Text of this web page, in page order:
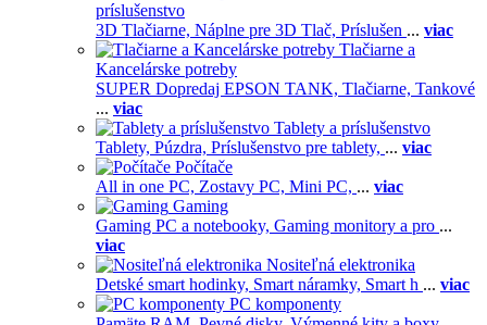
príslušenstvo
3D Tlačiarne, Náplne pre 3D Tlač, Príslušen ... viac
Tlačiarne a
Kancelárske potreby
SUPER Dopredaj EPSON TANK, Tlačiarne, Tankové
... viac
Tablety a príslušenstvo
Tablety, Púzdra, Príslušenstvo pre tablety, ... viac
Počítače
All in one PC, Zostavy PC, Mini PC, ... viac
Gaming
Gaming PC a notebooky, Gaming monitory a pro ...
viac
Nositeľná elektronika
Detské smart hodinky, Smart náramky, Smart h ... viac
PC komponenty